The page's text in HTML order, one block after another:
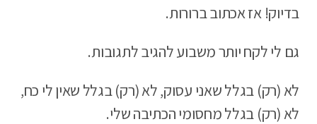
בדיוק! אז אכתוב ברורות.
גם לי לקח יותר משבוע להגיב לתגובות.
לא (רק) בגלל שאני עסוק, לא (רק) בגלל שאין לי כח,
לא (רק) בגלל מחסומי הכתיבה שלי.